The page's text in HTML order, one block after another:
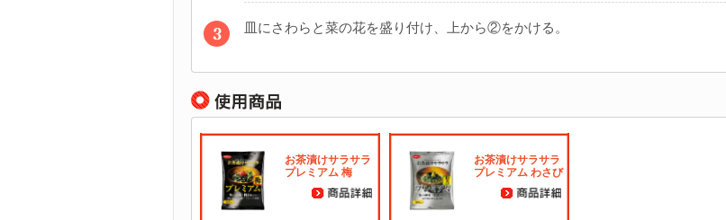
皿にさわらと菜の花を盛り付け、上から②をかける。
お茶漬けサラサラ
プレミアム 梅
お茶漬けサラサラ
プレミアム わさび